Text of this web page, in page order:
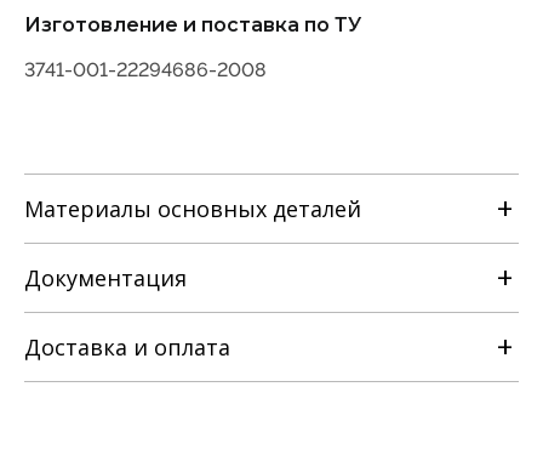
Изготовление и поставка по ТУ
3741-001-22294686-2008
Материалы основных деталей
Материальное исполнение корпусных
деталей
лс
Марка материала
Корпус, крышка
Сталь 25Л ГОСТ977
ГОСТ21357
Документация
РЭ на задвижку клиновую с
Доставка и оплата